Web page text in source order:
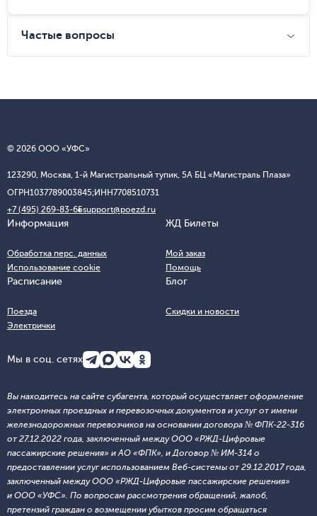
Частые вопросы
© 2026 ООО «УФС»
123290, Москва, 1-й Магистральный тупик, 5А БЦ «Магистраль Плаза»
ОГРН1037789003845;ИНН7708510731
+7 (495) 269-83-65support@poezd.ru
Информация
Обработка перс. данных
Использование cookie
ЖД Билеты
Мой заказ
Помощь
Расписание
Поезда
Электрички
Блог
Скидки и новости
Мы в соц. сетях
Вы находитесь на сайте субагента, который осуществляет оформление
электронных проездных и перевозочных документов и услуг от имени
железнодорожных перевозчиков на основании договора № ФПК-22-316
от 27.12.2022 года, заключенный между ООО «РЖД-Цифровые
пассажирские решения» и АО «ФПК», и Договор № ИМ-314 о
предоставлении услуг использованием Веб-системы от 29.12.2017 года,
заключенный между ООО «РЖД-Цифровые пассажирские решения»
и ООО «УФС». По вопросам рассмотрения обращений, жалоб,
претензий граждан о возмещении убытков просим обращаться